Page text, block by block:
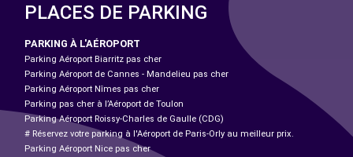
PLACES DE PARKING
PARKING À L'AÉROPORT
Parking Aéroport Biarritz pas cher
Parking Aéroport de Cannes - Mandelieu pas cher
Parking Aéroport Nîmes pas cher
Parking pas cher à l’Aéroport de Toulon
Parking Aéroport Roissy-Charles de Gaulle (CDG)
# Réservez votre parking à l'Aéroport de Paris-Orly au meilleur prix.
Parking Aéroport Nice pas cher